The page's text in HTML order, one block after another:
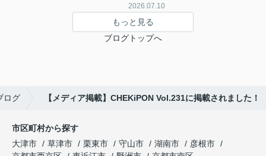
2026.07.10
もっと見る
ブログトップへ
ログ 【メディア掲載】CHEKiPON Vol.231に掲載されました！
市区町村から探す
大津市
草津市 栗東市 守山市 湖南市
彦根市